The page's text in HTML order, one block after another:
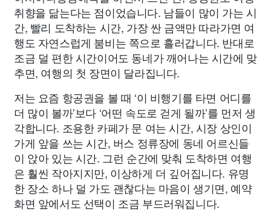
취향을 닮는다는 점이었습니다. 남들이 많이 가는 시
간, 빨리 도착하는 시간, 가장 싼 금액만 따라가면 여
행도 자연스럽게 붐비는 쪽으로 흘러갑니다. 반대로
조금 덜 편한 시간이어도 동네가 깨어나는 시간에 맞
추면, 여행의 첫 장면이 달라집니다.
저는 요즘 항공권을 볼 때 ‘이 비행기를 타면 어디를
더 많이 볼까’보다 ‘어떤 속도로 걷게 될까’를 먼저 생
각합니다. 조용한 카페가 문 여는 시간, 시장 상인이
가게 앞을 쓰는 시간, 버스 정류장에 동네 어르신들
이 앉아 있는 시간. 그런 순간에 맞춰 도착하면 여행
은 훨씬 작아지지만, 이상하게 더 깊어집니다. 유명
한 장소 하나 덜 가도 괜찮다는 마음이 생기면, 예약
화면 앞에서도 선택이 조금 부드러워집니다.